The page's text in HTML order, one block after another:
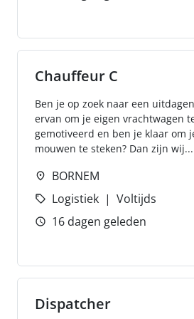
Chauffeur C
Ben je op zoek naar een
ervan om je eigen vrachtwagen
gemotiveerd en ben je klaar om
mouwen te steken? Dan zijn wij...
BORNEM
Logistiek
Voltijds
16 dagen geleden
Dispatcher